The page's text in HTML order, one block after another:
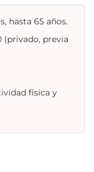
hasta 65 años.
(privado, previa
física y